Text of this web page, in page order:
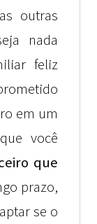
outras
nada
feliz
em um
você
que
prazo,
se o